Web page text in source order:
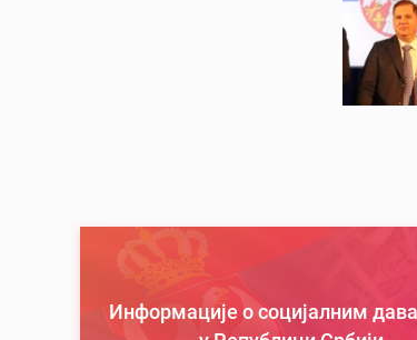
Информације о социјалним